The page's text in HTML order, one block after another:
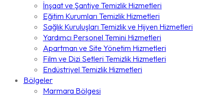
İnşaat ve Şantiye Temizlik Hizmetleri
Eğitim Kurumları Temizlik Hizmetleri
Sağlık Kuruluşları Temizlik ve Hijyen Hizmetleri
Yardımcı Personel Temini Hizmetleri
Apartman ve Site Yönetim Hizmetleri
Film ve Dizi Setleri Temizlik Hizmetleri
Endüstriyel Temizlik Hizmetleri
Bölgeler
Marmara Bölgesi